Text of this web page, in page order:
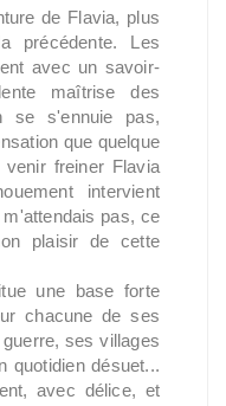
de Flavia, plus
précédente. Les
avec un savoir-
maîtrise des
se s'ennuie pas,
que quelque
freiner Flavia
intervient
pas, ce
plaisir de cette
une base forte
chacune de ses
guerre, ses villages
quotidien désuet...
avec délice, et